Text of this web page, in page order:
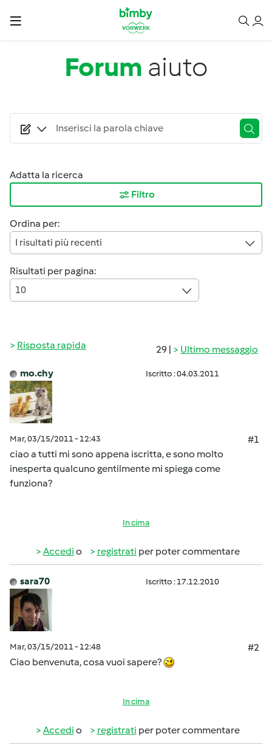
Salta al contenuto principale
Forum aiuto
Adatta la ricerca
Filtro
Ordina per:
I risultati più recenti
Risultati per pagina:
10
29 | Ultimo messaggio
Risposta rapida
mo.chy Iscritto : 04.03.2011
Mar, 03/15/2011 - 12:43
#1
ciao a tutti mi sono appena iscritta, e sono molto
inesperta qualcuno gentilmente mi spiega come
funziona?
In cima
Accedi o registrati per poter commentare
sara70 Iscritto : 17.12.2010
Mar, 03/15/2011 - 12:48
#2
Ciao benvenuta, cosa vuoi sapere?
In cima
Accedi o registrati per poter commentare